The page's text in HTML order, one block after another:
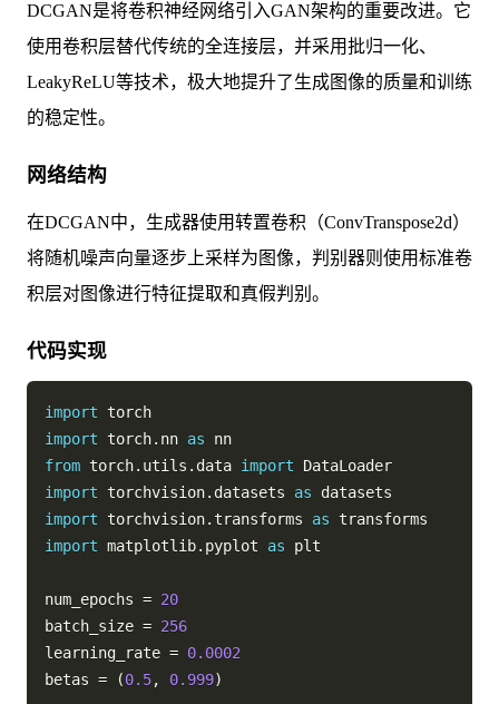
DCGAN是将卷积神经网络引入GAN架构的重要改进。它
使用卷积层替代传统的全连接层，并采用批归一化、
LeakyReLU等技术，极大地提升了生成图像的质量和训练
的稳定性。
网络结构
在DCGAN中，生成器使用转置卷积（ConvTranspose2d）
将随机噪声向量逐步上采样为图像，判别器则使用标准卷
积层对图像进行特征提取和真假判别。
代码实现
import
import torch. nn as
from torch. utils . data import
import torchvision. datasets as
import torchvision.transforms as
import matplotlib. pyplot as plt
num_epochs = 20
batch_size = 256
learning_rate = 0.0002
betas = (0.5, 0.999)